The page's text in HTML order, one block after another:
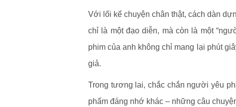
Với lối kể chuyện chân thật, cách dàn
chỉ là một đạo diễn, mà còn là một
phim của anh không chỉ mang lại phút
giả.
Trong tương lai, chắc chắn người yêu
phẩm đáng nhớ khác – những câu